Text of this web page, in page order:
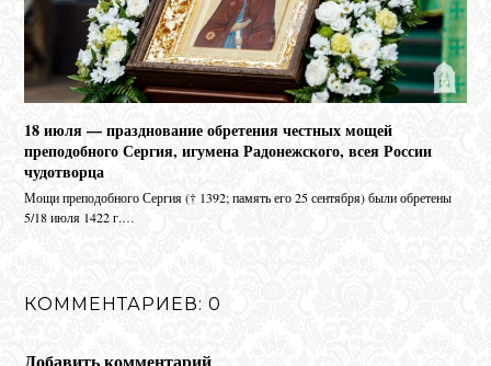
18 июля — празднование обретения честных мощей
преподобного Сергия, игумена Радонежского, всея России
чудотворца
Мо­щи пре­по­доб­но­го Сер­гия († 1392; па­мять его 25 сен­тяб­ря) бы­ли об­ре­те­ны
5/18 июля 1422 г.…
КОММЕНТАРИЕВ: 0